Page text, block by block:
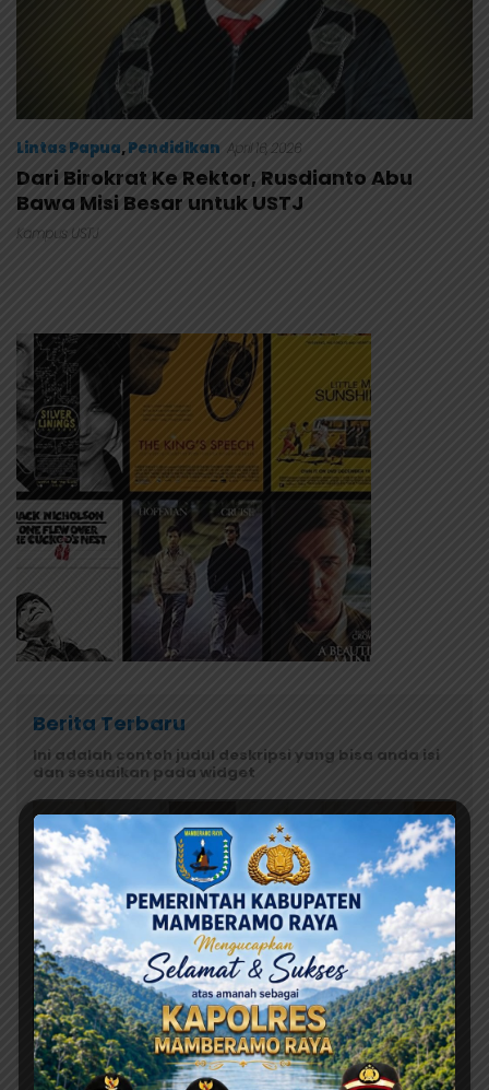
Lintas Papua,Pendidikan April 16, 2026
Dari Birokrat Ke Rektor, Rusdianto Abu
Bawa Misi Besar untuk USTJ
Kampus USTJ
Berita Terbaru
Ini adalah contoh judul deskripsi yang bisa anda isi
dan sesuaikan pada widget
Agustus 7, 2026
MRP Tegaskan Dukungan Papua Utara: “Ini Soal